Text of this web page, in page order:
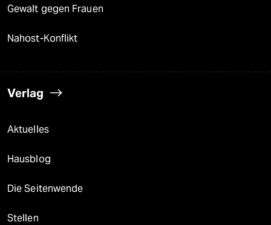
Gewalt gegen Frauen
Nahost-Konflikt
Verlag
Aktuelles
Hausblog
Die Seitenwende
Stellen